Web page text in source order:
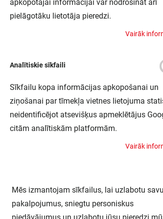
Infor
apkopotajai informācijai var nodrošināt arī
pielāgotāku lietotāja pieredzi.
Vairāk infor
Analītiskie sīkfaili
Sīkfailu kopa informācijas apkopošanai un
ziņošanai par tīmekļa vietnes lietojuma
neidentificējot atsevišķus apmeklētājus
citām analītiskām platformām.
Vairāk infor
Mēs izmantojam sīkfailus, lai uzlabotu
pakalpojumus, sniegtu personiskus